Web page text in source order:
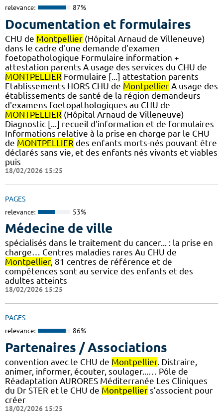
relevance: 87%
Documentation et formulaires
CHU de Montpellier (Hôpital Arnaud de Villeneuve)
dans le cadre d'une demande d'examen
foetopathologique Formulaire information +
attestation parents A usage des services du CHU de
MONTPELLIER Formulaire [...] attestation parents
Etablissements HORS CHU de Montpellier A usage des
établissements de santé de la région demandeurs
d'examens foetopathologiques au CHU de
MONTPELLIER (Hôpital Arnaud de Villeneuve)
Diagnostic [...] recueil d'information et de formulaires
Informations relative à la prise en charge par le CHU
de MONTPELLIER des enfants morts-nés pouvant être
déclarés sans vie, et des enfants nés vivants et viables
puis
18/02/2026 15:25
PAGES
relevance: 53%
Médecine de ville
spécialisés dans le traitement du cancer... : la prise en
charge… Centres maladies rares Au CHU de
Montpellier, 81 centres de référence et de
compétences sont au service des enfants et des
adultes atteints
18/02/2026 15:25
PAGES
relevance: 86%
Partenaires / Associations
convention avec le CHU de Montpellier. Distraire,
animer, informer, écouter, soulager...… Pôle de
Réadaptation AURORES Méditerranée Les Cliniques
du Dr STER et le CHU de Montpellier s’associent pour
créer
18/02/2026 15:25